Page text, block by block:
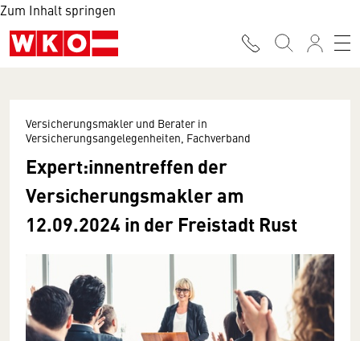
Zum Inhalt springen
Versicherungsmakler und Berater in
Versicherungsangelegenheiten, Fachverband
Expert:innentreffen der
Versicherungsmakler am
12.09.2024 in der Freistadt Rust